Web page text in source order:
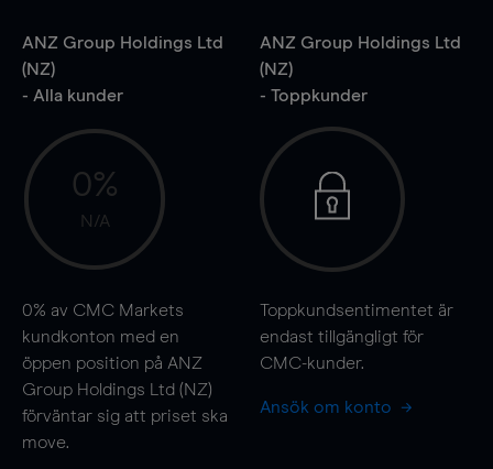
ANZ Group Holdings Ltd
(NZ)
- Alla kunder
0%
N/A
0% av CMC Markets
kundkonton med en
öppen position på ANZ
Group Holdings Ltd (NZ)
förväntar sig att priset ska
move.
ANZ Group Holdings Ltd
(NZ)
- Toppkunder
Toppkundsentimentet är
endast tillgängligt för
CMC-kunder.
Ansök om konto